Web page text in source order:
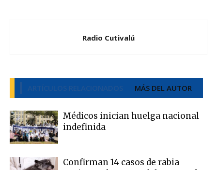
Radio Cutivalú
ARTÍCULOS RELACIONADOS MÁS DEL AUTOR
Médicos inician huelga nacional
indefinida
Confirman 14 casos de rabia